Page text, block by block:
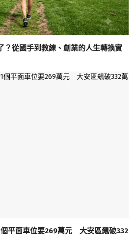
？從國手到教練、創業的人生轉換實
平面車位要269萬元 大安區飆破332